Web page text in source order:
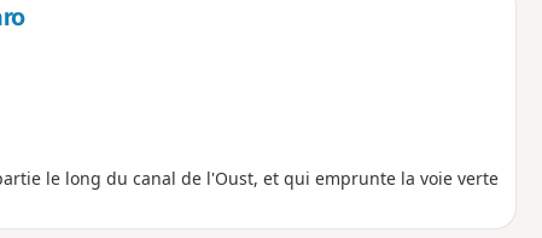
le long du canal de l'Oust, et qui emprunte la voie verte